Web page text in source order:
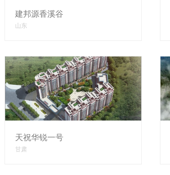
建邦源香溪谷
山东
天祝华锐一号
甘肃